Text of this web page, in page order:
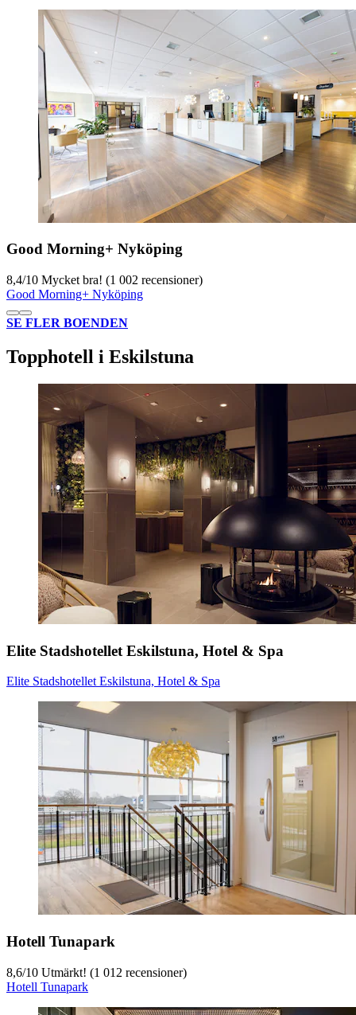
Good Morning+ Nyköping
8,4/10 Mycket bra! (1 002 recensioner)
Good Morning+ Nyköping
SE FLER BOENDEN
Topphotell i Eskilstuna
Elite Stadshotellet Eskilstuna, Hotel & Spa
Elite Stadshotellet Eskilstuna, Hotel & Spa
Hotell Tunapark
8,6/10 Utmärkt! (1 012 recensioner)
Hotell Tunapark